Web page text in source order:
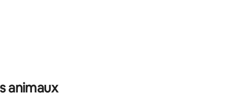
animaux